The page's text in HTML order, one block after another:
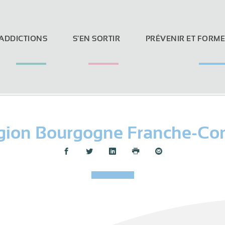
S'EN SORTIR PRÉVENIR ET
Bourgogne Franche-
Partager :